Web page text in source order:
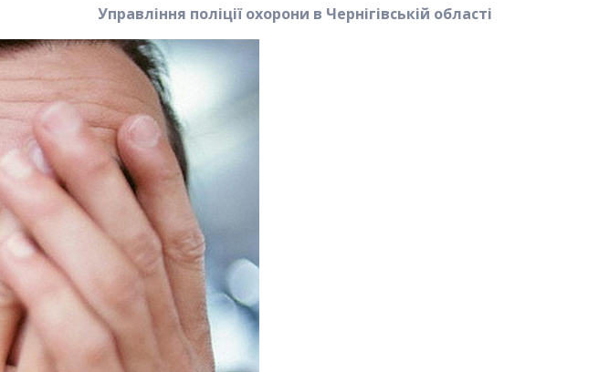
Управління поліції охорони в Чернігівській області